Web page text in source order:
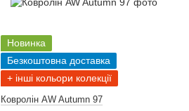
Новинка
Безкоштовна доставка
+ інші кольори колекції
Ковролін AW Autumn 97